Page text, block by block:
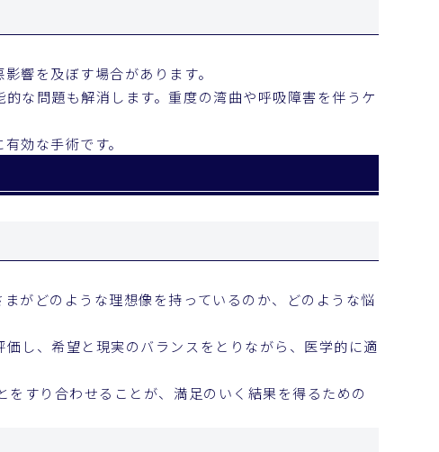
響を及ぼす場合があります。
な問題も解消します。重度の湾曲や呼吸障害を伴うケ
効な手術です。
がどのような理想像を持っているのか、どのような悩
し、希望と現実のバランスをとりながら、医学的に適
すり合わせることが、満足のいく結果を得るための